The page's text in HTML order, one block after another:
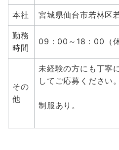
本社 宮城県仙台市若林区
勤務
時間
09：00～18：00（休
その
他
未経験の方にも丁寧
してご応募ください
制服あり。